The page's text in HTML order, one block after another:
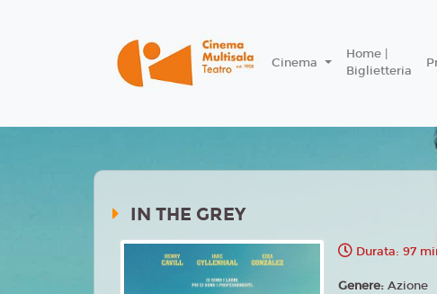
Cinema
Home |
Biglietteria
IN THE GREY
Durata: 97
Genere:Azione